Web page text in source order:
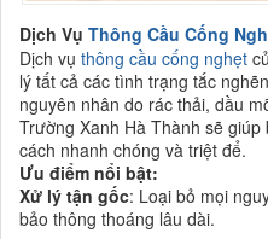
Dịch Vụ Thông Cầu Cống
Dịch vụ thông cầu cống nghẹt
lý tất cả các tình trạng tắc
nguyên nhân do rác thải, dầu
Trường Xanh Hà Thành sẽ
cách nhanh chóng và triệt để.
Ưu điểm nổi bật:
Xử lý tận gốc: Loại bỏ mọi
bảo thông thoáng lâu dài.